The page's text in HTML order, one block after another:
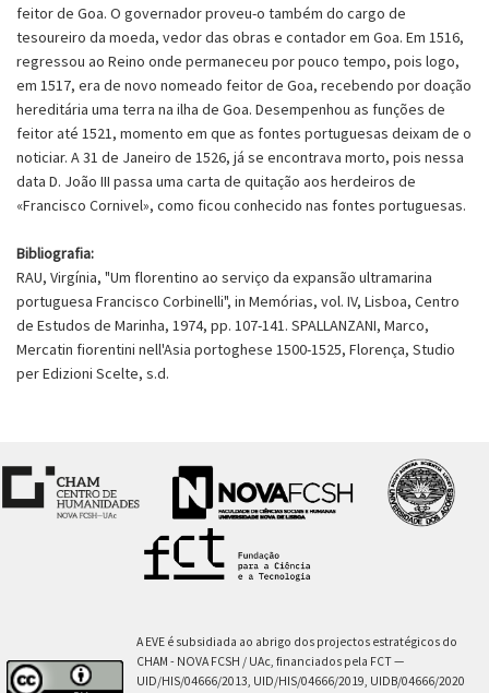
feitor de Goa. O governador proveu-o também do cargo de
tesoureiro da moeda, vedor das obras e contador em Goa. Em 1516,
regressou ao Reino onde permaneceu por pouco tempo, pois logo,
em 1517, era de novo nomeado feitor de Goa, recebendo por doação
hereditária uma terra na ilha de Goa. Desempenhou as funções de
feitor até 1521, momento em que as fontes portuguesas deixam de o
noticiar. A 31 de Janeiro de 1526, já se encontrava morto, pois nessa
data D. João III passa uma carta de quitação aos herdeiros de
«Francisco Cornivel», como ficou conhecido nas fontes portuguesas.
Bibliografia:
RAU, Virgínia, "Um florentino ao serviço da expansão ultramarina
portuguesa Francisco Corbinelli", in Memórias, vol. IV, Lisboa, Centro
de Estudos de Marinha, 1974, pp. 107-141. SPALLANZANI, Marco,
Mercatin fiorentini nell'Asia portoghese 1500-1525, Florença, Studio
per Edizioni Scelte, s.d.
A EVE é subsidiada ao abrigo dos projectos estratégicos do
CHAM - NOVA FCSH / UAc, financiados pela FCT —
UID/HIS/04666/2013, UID/HIS/04666/2019, UIDB/04666/2020